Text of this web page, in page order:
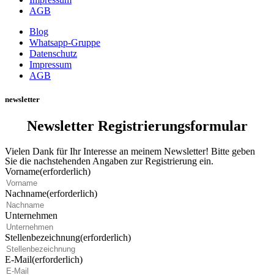
AGB
Blog
Whatsapp-Gruppe
Datenschutz
Impressum
AGB
newsletter
Newsletter Registrierungsformular
Vielen Dank für Ihr Interesse an meinem Newsletter! Bitte geben
Sie die nachstehenden Angaben zur Registrierung ein.
Vorname(erforderlich)
Nachname(erforderlich)
Unternehmen
Stellenbezeichnung(erforderlich)
E-Mail(erforderlich)